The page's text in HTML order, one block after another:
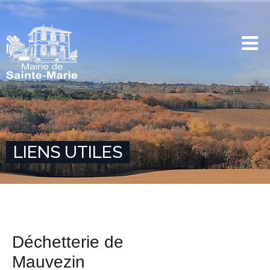
LIENS UTILES
Déchetterie de
Mauvezin